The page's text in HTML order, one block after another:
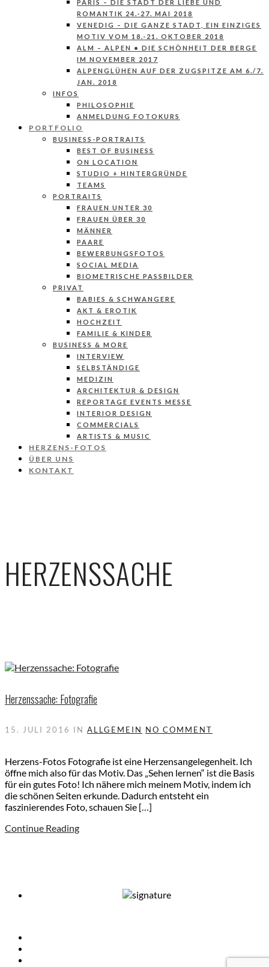
PARIS – DIE STADT DER LIEBE UND
ROMANTIK 24.-27. MAI 2018
VENEDIG – DIE GANZE STADT, EIN EINZIGES
MOTIV VOM 18.-21. OKTOBER 2018
ALM – ALPEN • DIE SCHÖNHEIT DER BERGE
IM NOVEMBER 2017
ALPENGLÜHEN AUF DER ZUGSPITZE AM 6./7.
JAN. 2018
INFOS
PHILOSOPHIE
ANMELDUNG FOTOKURS
PORTFOLIO
BUSINESS-PORTRAITS
BEST OF BUSINESS
ON LOCATION
STUDIO + HINTERGRÜNDE
TEAMS
PORTRAITS
FRAUEN UNTER 30
FRAUEN ÜBER 30
MÄNNER
PAARE
BEWERBUNGSFOTOS
SOCIAL MEDIA
BIOMETRISCHE PASSBILDER
PRIVAT
BABIES & SCHWANGERE
AKT & EROTIK
HOCHZEIT
FAMILIE & KINDER
BUSINESS & MORE
INTERVIEW
SELBSTÄNDIGE
MEDIZIN
ARCHITEKTUR & DESIGN
REPORTAGE EVENTS MESSE
INTERIOR DESIGN
COMMERCIALS
ARTISTS & MUSIC
HERZENS-FOTOS
ÜBER UNS
KONTAKT
HERZENSSACHE
Herzenssache: Fotografie
15. JULI 2016 IN ALLGEMEIN NO COMMENT
Herzens-Fotos Fotografie ist eine Herzensangelegenheit. Ich
öffne mich also für das Motiv. Das „Sehen lernen“ ist die Basis
für ein gutes Foto! Ich nähere mich meinem Motiv, indem ich
die schönen Seiten erkunde. Dadurch entsteht ein
faszinierendes Foto, schauen Sie […]
Continue Reading